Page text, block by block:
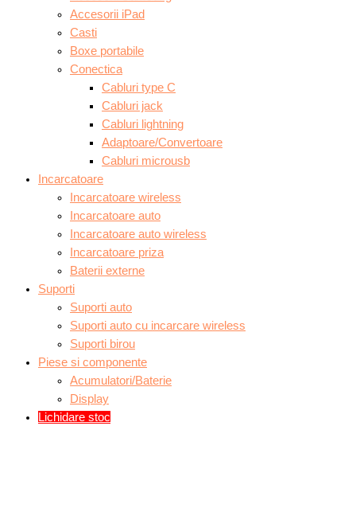
Accesorii iPad
Casti
Boxe portabile
Conectica
Cabluri type C
Cabluri jack
Cabluri lightning
Adaptoare/Convertoare
Cabluri microusb
Incarcatoare
Incarcatoare wireless
Incarcatoare auto
Incarcatoare auto wireless
Incarcatoare priza
Baterii externe
Suporti
Suporti auto
Suporti auto cu incarcare wireless
Suporti birou
Piese si componente
Acumulatori/Baterie
Display
Lichidare stoc